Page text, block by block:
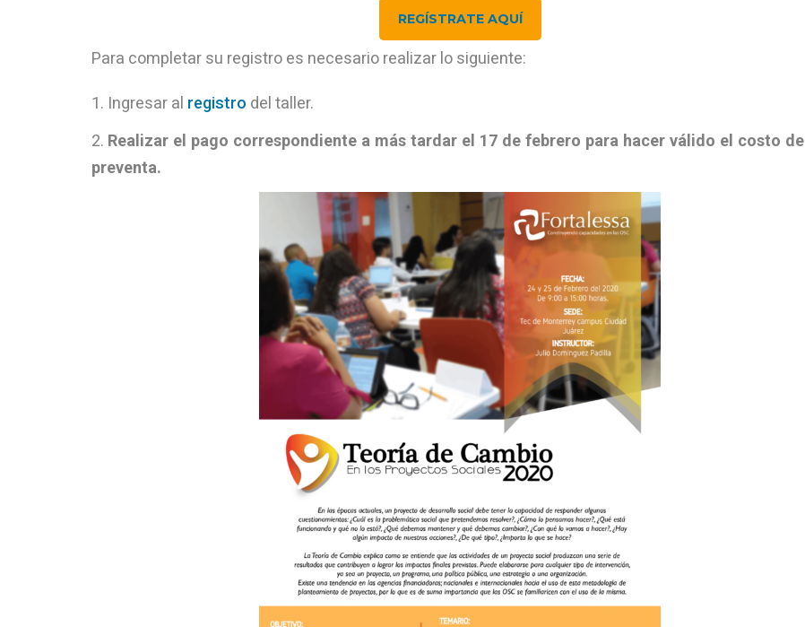
REGÍSTRATE AQUÍ
Para completar su registro es necesario realizar lo siguiente:
Ingresar al registro del taller.
Realizar el pago correspondiente a más tardar el 17 de febrero para hacer válido el costo de
preventa.